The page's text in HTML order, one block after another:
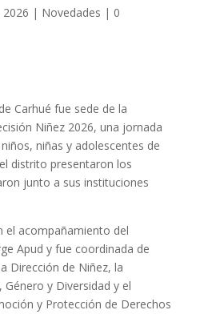
| Novedades | 0
Carhué fue sede de la
Niñez 2026, una jornada
niñas y adolescentes de
distrito presentaron los
junto a sus instituciones
el acompañamiento del
Apud y fue coordinada de
Dirección de Niñez, la
y Diversidad y el
y Protección de Derechos